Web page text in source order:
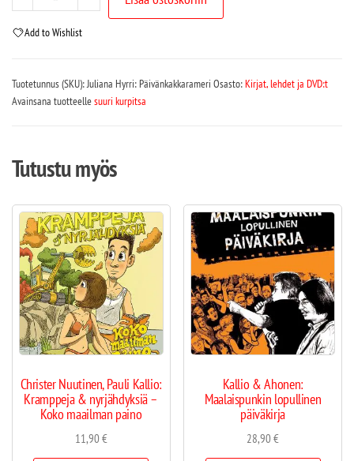
Add to Wishlist
Tuotetunnus (SKU):Juliana Hyrri: Päivänkakkarameri Osasto:Kirjat, lehdet ja DVD:t
Avainsana tuotteellesuuri kurpitsa
Tutustu myös
Christer Nuutinen, Pauli Kallio:
Kramppeja & nyrjähdyksiä –
Koko maailman paino
11,90€
Kallio & Ahonen:
Maalaispunkin lopullinen
päiväkirja
28,90€